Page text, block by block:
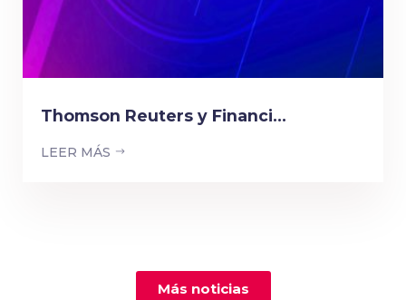
Thomson Reuters y Financi...
LEER MÁS
Más noticias